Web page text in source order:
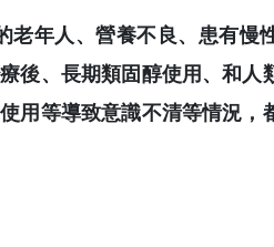
年人、營養不良、患有慢
後、長期類固醇使用、和人
用等導致意識不清等情況，